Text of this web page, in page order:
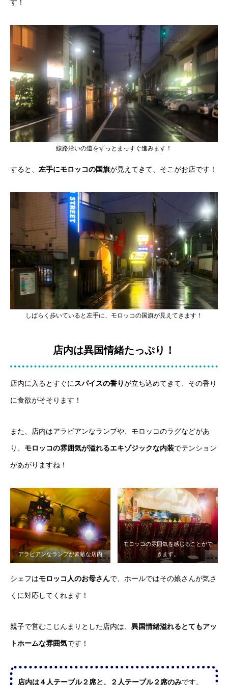
す！
線路沿いの道をずっとまっすぐ進みます！
すると、 左手にモロッコの国旗が見えてきて、そこがお店です！
しばらく歩いていると左手に、モロッコの国旗が見えてきます！
店内は異国情緒たっぷり！
店内に入るとすぐに スパイスの香りが立ち込めてきて、その香り
に食欲がそそります！
また、店内はアラビアンなランプや、モロッコのラグなどがあ
り、 モロッコの雰囲気が溢れるエキゾジックな内装でテンション
があがりますね！
アラビアンなランプが素敵な店内
モロッコの雰囲気を感じることがで
きます。
シェフはモロッコ人のお母さんで、ホールではその娘さんが気さ
くに対応してくれます！
親子で営むこじんまりとした店内は、 異国情緒溢れるとてもアッ
トホームな雰囲気です！
店内は４人テーブル２席と、２人テーブル２席のみです。